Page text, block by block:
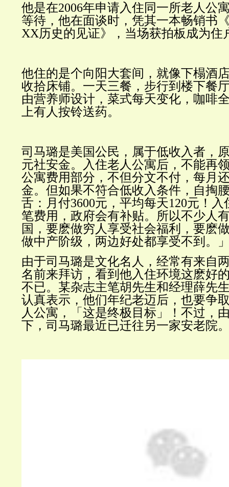
他是在2006年申请入住同一所老人公
等待，他在面谈时，凭其一本畅销书
XX历史的见证》，当场获拍板成为住
他住的是个向阳大套间，就像下榻酒
收拾床铺。一天三餐，步行到楼下餐
由营养师设计，菜式每天变化，咖啡
上有人按铃送药。
司马璐是美国公民，属于低收入者，
元社安金。入住老人公寓后，不能再
公寓费用部分，不但分文不付，每月
金。但如果不符合低收入条件，自掏
舌：月付3600元，平均每天120元！入
笔费用，政府会有补贴。所以不少人
国，要麽做穷人享受社会福利，要麽
做中产阶级，两边好处都享受不到。
由于司马璐是文化名人，经常有来自
名前来拜访，看到他入住环境这麽好
不已。某杂志主笔胡先生和经理薛先
认真表示，他们年纪老迈后，也要争
人公寓，「这是终极目标」！不过，
下，司马璐最近已迁往另一家安老院